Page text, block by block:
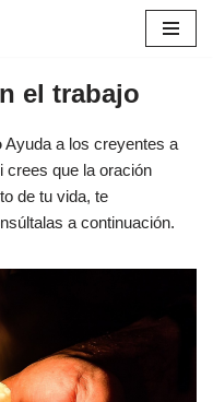
el trabajo
Ayuda a los creyentes a
crees que la oración
de tu vida, te
a continuación.